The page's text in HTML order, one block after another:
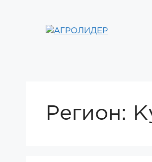
содержимому
Регион: